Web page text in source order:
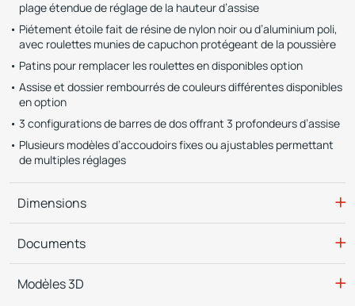
plage étendue de réglage de la hauteur d’assise
Piétement étoile fait de résine de nylon noir ou d’aluminium poli,
avec roulettes munies de capuchon protégeant de la poussière
Patins pour remplacer les roulettes en disponibles option
Assise et dossier rembourrés de couleurs différentes disponibles
en option
3 configurations de barres de dos offrant 3 profondeurs d’assise
Plusieurs modèles d’accoudoirs fixes ou ajustables permettant
de multiples réglages
Dimensions
Documents
Modèles 3D